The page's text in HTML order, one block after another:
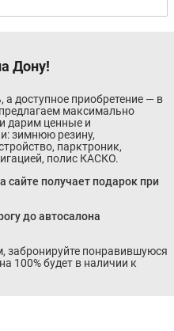
Дону!
доступное приобретение — в
максимально
дарим ценные и
зимнюю резину,
парктроник,
полис КАСКО.
получает подарок при
до автосалона
забронируйте понравившуюся
100% будет в наличии к